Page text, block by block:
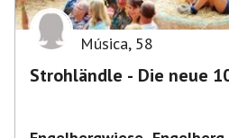
Música, 58
Strohländle - Die neue